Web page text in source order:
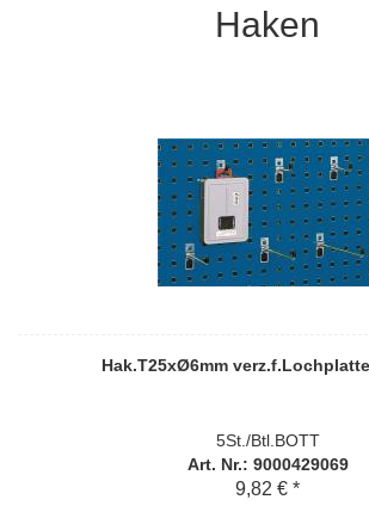
Haken
Hak.T25xØ6mm
5St./Btl.BOTT
Art. Nr.: 9000429069
9,82 € *